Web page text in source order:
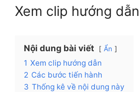
Xem clip hướng dẫn
Nội dung bài viết Ẩn
1 Xem clip hướng dẫn
2 Các bước tiến hành
3 Thống kê về nội dung này